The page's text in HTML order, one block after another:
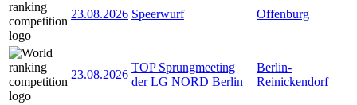
23.08.2026 Speerwurf Offenburg
23.08.2026
TOP Sprungmeeting
der LG NORD Berlin
Berlin-
Reinickendorf